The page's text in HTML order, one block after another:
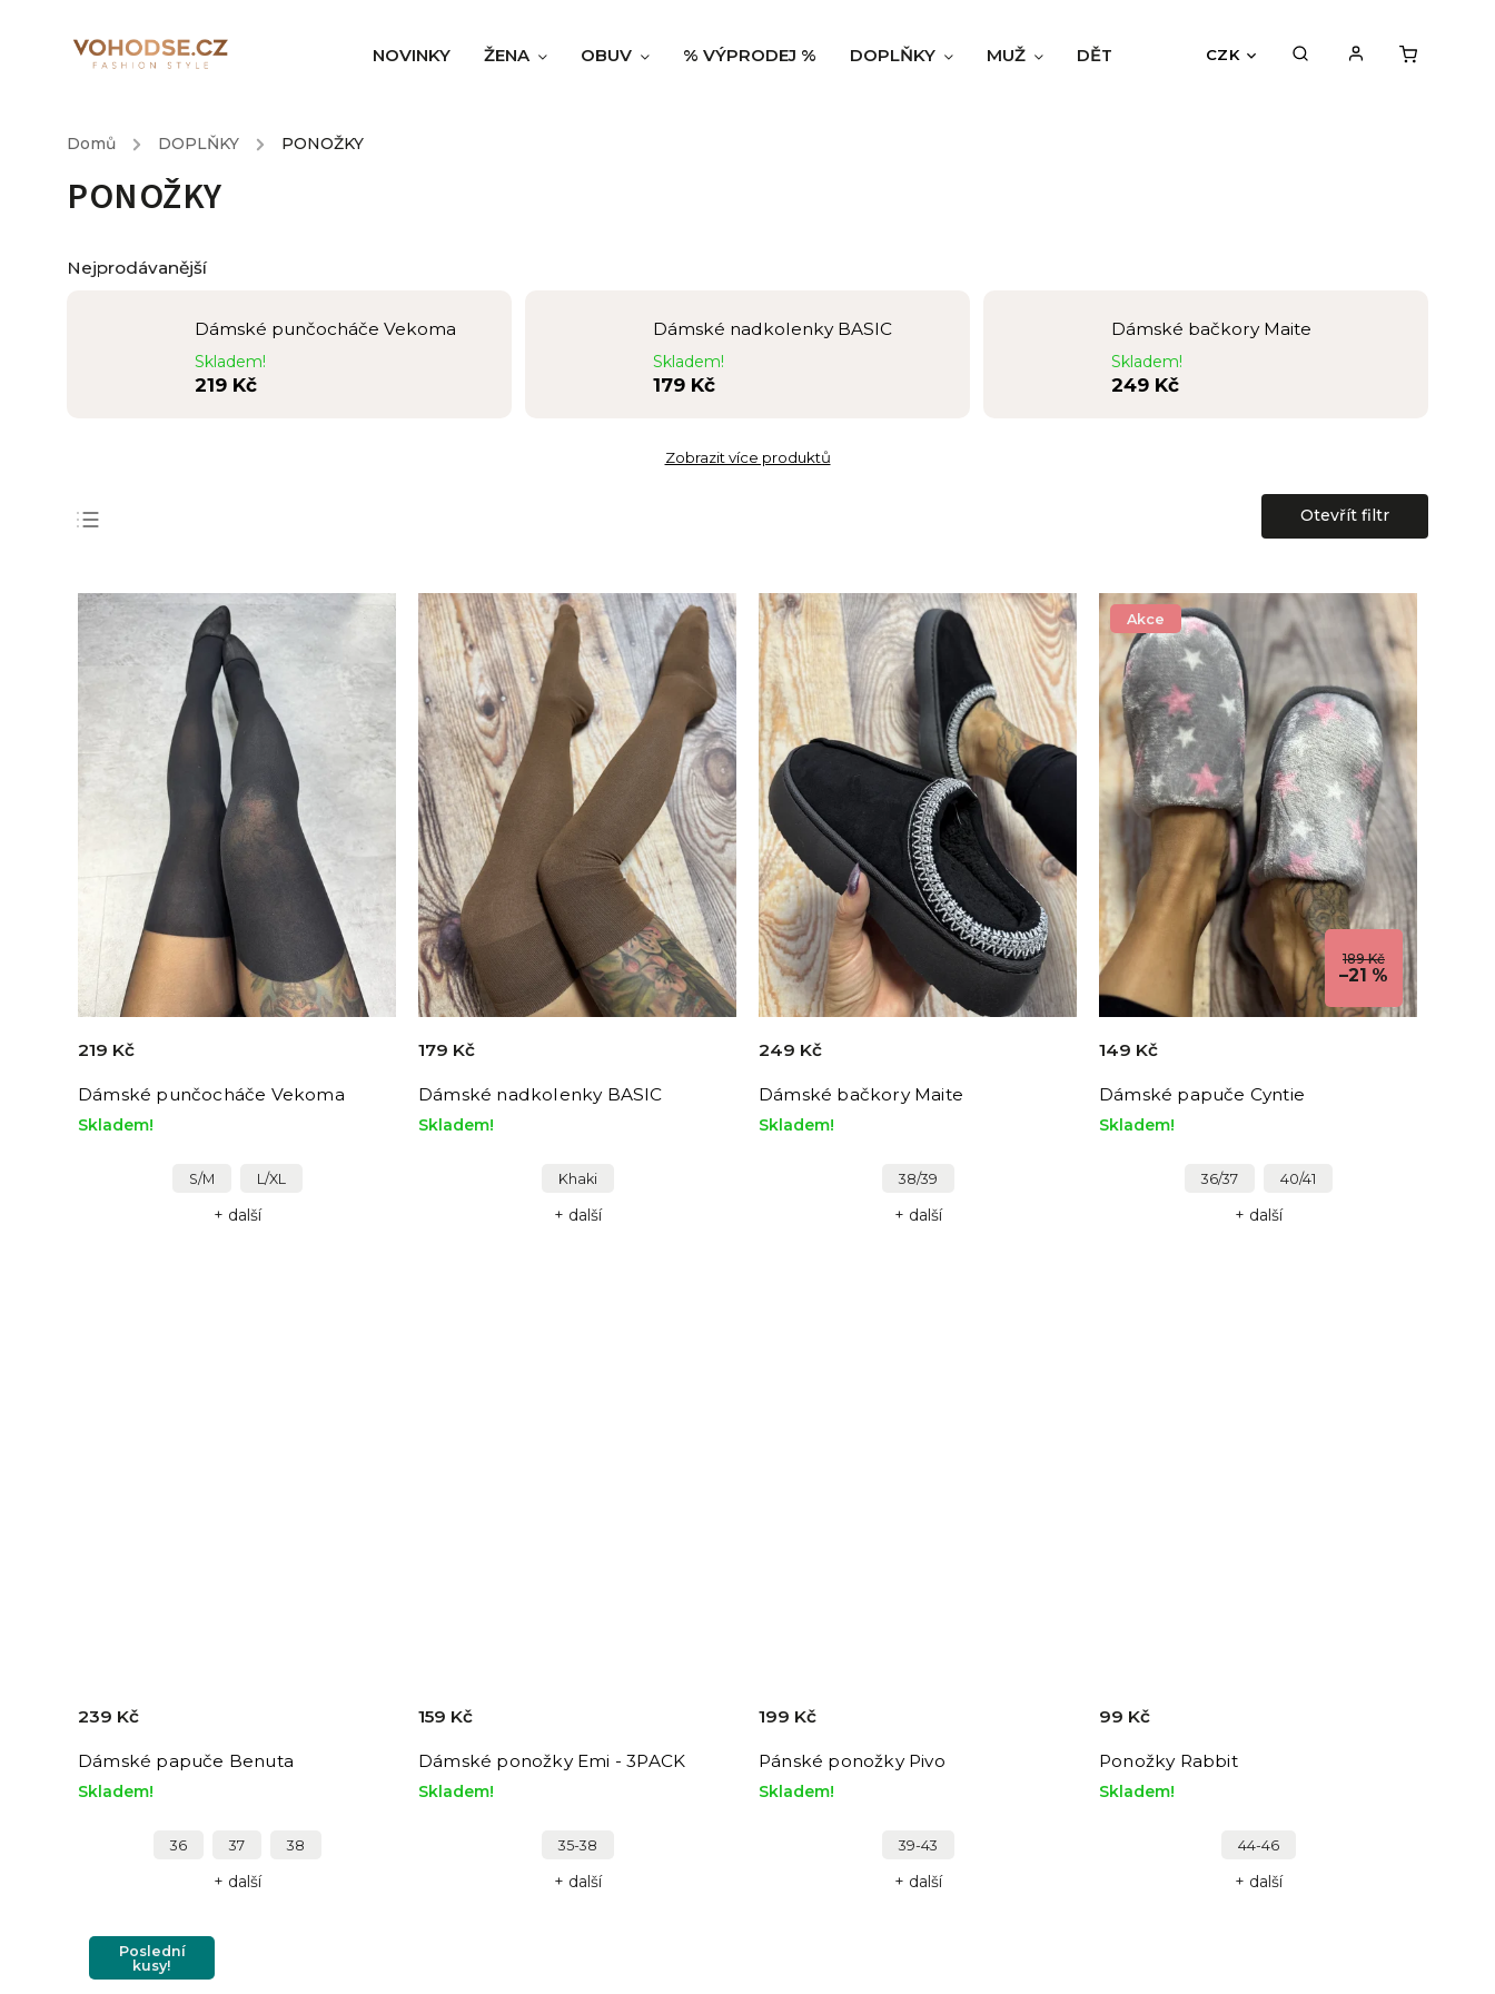
CZK
NOVINKY ŽENA OBUV % VÝPRODEJ % DOPLŇKY MUŽ DĚTI BLOG HODNOCENÍ OBCHODU
Domů / DOPLŇKY / PONOŽKY
PONOŽKY
Nejprodávanější
Dámské punčocháče Vekoma
Skladem!
219 Kč
Dámské nadkolenky BASIC
Skladem!
179 Kč
Dámské bačkory Maite
Skladem!
249 Kč
Zobrazit více produktů
Nejlevnější
Nejdražší
Nejprodávanější
Abecedně
Otevřít filtr
Dámské punčocháče Vekoma
Skladem!
219 Kč
S/M L/XL
+ další
Dámské nadkolenky BASIC
Skladem!
179 Kč
Khaki
+ další
Dámské bačkory Maite
Skladem!
249 Kč
38/39
+ další
Akce
189 Kč
–21 %
Dámské papuče Cyntie
Skladem!
149 Kč
36/37 40/41
+ další
Dámské papuče Benuta
Skladem!
239 Kč
36 37 38
+ další
Dámské ponožky Emi - 3PACK
Skladem!
159 Kč
35-38
+ další
Pánské ponožky Pivo
Skladem!
199 Kč
39-43
+ další
Ponožky Rabbit
Skladem!
99 Kč
44-46
+ další
Poslední
kusy!